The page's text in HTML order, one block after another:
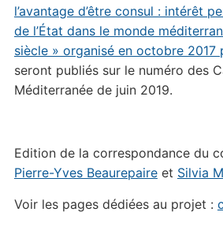
l’avantage d’être consul : intérêt
de l’État dans le monde
siècle » organisé en octobre 2017
seront publiés sur le numéro des
Méditerranée de juin 2019.
Edition de la correspondance du
Pierre-Yves Beaurepaireet Silvia
Voir les pages dédiées au projet :